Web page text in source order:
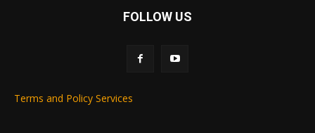
FOLLOW US
Terms and Policy Services